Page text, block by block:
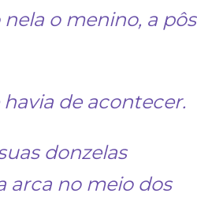
o menino, a pôs
de acontecer.
donzelas
arca no meio dos